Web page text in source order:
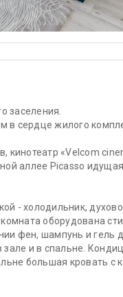
заселения.
в сердце жилого
кинотеатр «Velcom
аллее Picasso
- холодильник,
оборудована
фен, шампунь и гель
зале и в спальне.
большая кровать с